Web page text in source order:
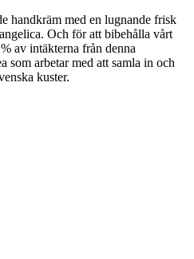
handkräm med en lugnande frisk
Och för att bibehålla vårt
av intäkterna från denna
som arbetar med att samla in och
kuster.